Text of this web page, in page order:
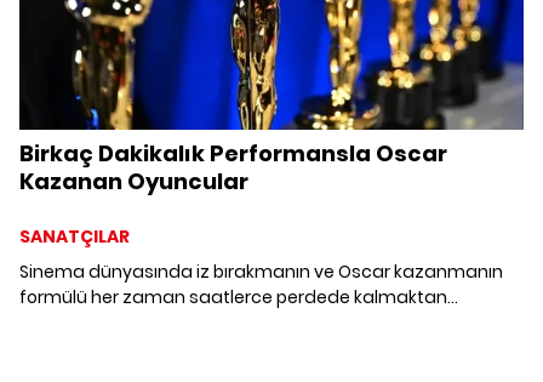
Birkaç Dakikalık Performansla Oscar
Kazanan Oyuncular
SANATÇILAR
Sinema dünyasında iz bırakmanın ve Oscar kazanmanın
formülü her zaman saatlerce perdede kalmaktan